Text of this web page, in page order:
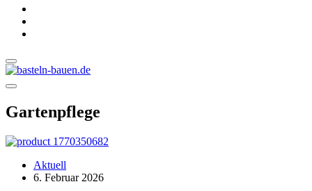
Gartenpflege
Aktuell
6. Februar 2026